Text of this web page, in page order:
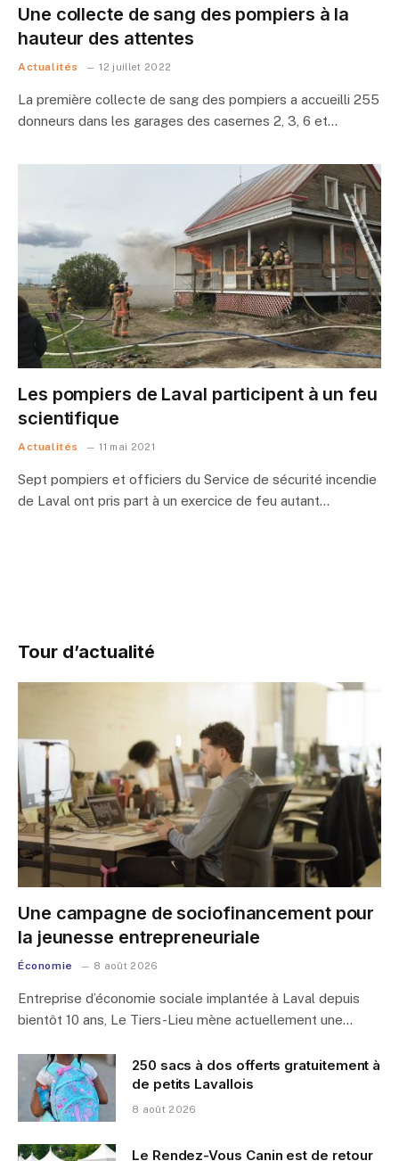
Une collecte de sang des pompiers à la
hauteur des attentes
Actualités 12 juillet 2022
La première collecte de sang des pompiers a accueilli 255
donneurs dans les garages des casernes 2, 3, 6 et…
Les pompiers de Laval participent à un feu
scientifique
Actualités 11 mai 2021
Sept pompiers et officiers du Service de sécurité incendie
de Laval ont pris part à un exercice de feu autant…
Tour d’actualité
Une campagne de sociofinancement pour
la jeunesse entrepreneuriale
Économie 8 août 2026
Entreprise d’économie sociale implantée à Laval depuis
bientôt 10 ans, Le Tiers-Lieu mène actuellement une…
250 sacs à dos offerts gratuitement à
de petits Lavallois
8 août 2026
Le Rendez-Vous Canin est de retour